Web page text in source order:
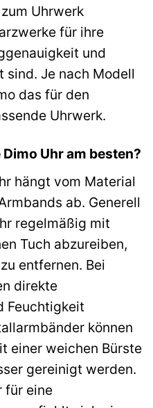
Uhrwerk
für ihre
und
sind. Je nach Modell
das für den
Uhrwerk.
Uhr am besten?
hängt vom Material
ab. Generell
regelmäßig mit
Tuch abzureiben,
entfernen. Bei
direkte
Feuchtigkeit
können
einer weichen Bürste
gereinigt werden.
für eine